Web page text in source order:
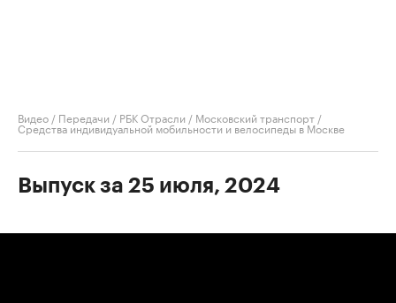
Видео / Передачи / РБК Отрасли / Московский транспорт /
Средства индивидуальной мобильности и велосипеды в Москве
Выпуск за 25 июля, 2024